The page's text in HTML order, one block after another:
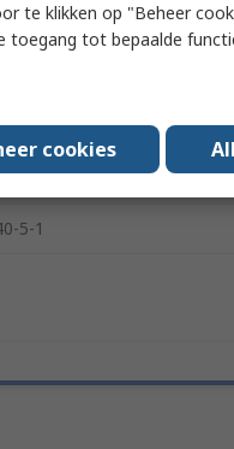
Shield V2
V2
5-1
te klikken op "Beheer
toegang tot bepaalde
cookies